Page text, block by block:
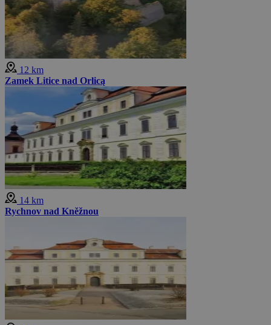
12 km
Zamek Litice nad Orlicą
14 km
Rychnov nad Kněžnou